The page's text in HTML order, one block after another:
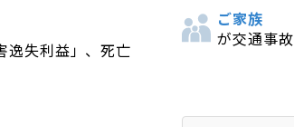
逸失利益」、死亡
ご家族
が交通事